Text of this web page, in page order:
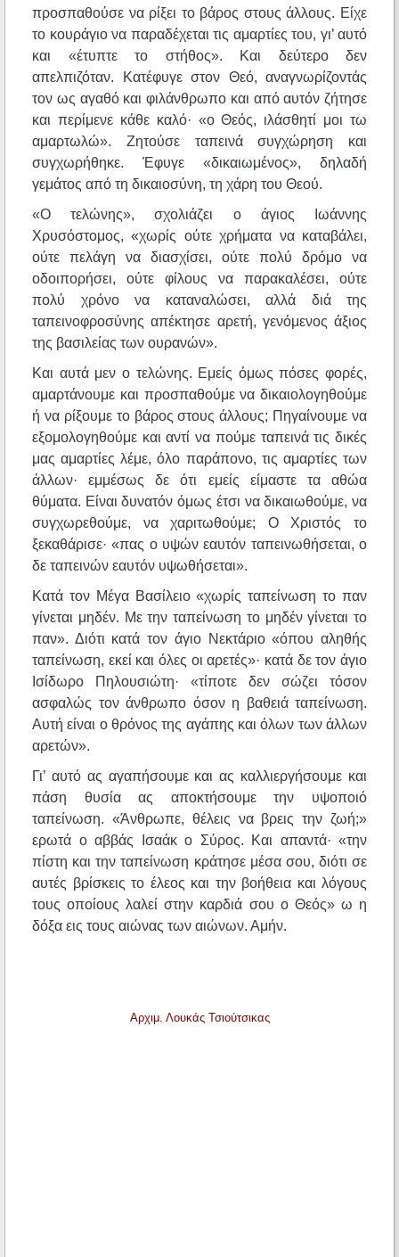
προσπαθούσε να ρίξει το βάρος στους άλλους. Είχε
το κουράγιο να παραδέχεται τις αμαρτίες του, γι’ αυτό
και «έτυπτε το στήθος». Και δεύτερο δεν
απελπιζόταν. Κατέφυγε στον Θεό, αναγνωρίζοντάς
τον ως αγαθό και φιλάνθρωπο και από αυτόν ζήτησε
και περίμενε κάθε καλό· «ο Θεός, ιλάσθητί μοι τω
αμαρτωλώ». Ζητούσε ταπεινά συγχώρηση και
συγχωρήθηκε. Έφυγε «δικαιωμένος», δηλαδή
γεμάτος από τη δικαιοσύνη, τη χάρη του Θεού.
«Ο τελώνης», σχολιάζει ο άγιος Ιωάννης
Χρυσόστομος, «χωρίς ούτε χρήματα να καταβάλει,
ούτε πελάγη να διασχίσει, ούτε πολύ δρόμο να
οδοιπορήσει, ούτε φίλους να παρακαλέσει, ούτε
πολύ χρόνο να καταναλώσει, αλλά διά της
ταπεινοφροσύνης απέκτησε αρετή, γενόμενος άξιος
της βασιλείας των ουρανών».
Και αυτά μεν ο τελώνης. Εμείς όμως πόσες φορές,
αμαρτάνουμε και προσπαθούμε να δικαιολογηθούμε
ή να ρίξουμε το βάρος στους άλλους; Πηγαίνουμε να
εξομολογηθούμε και αντί να πούμε ταπεινά τις δικές
μας αμαρτίες λέμε, όλο παράπονο, τις αμαρτίες των
άλλων· εμμέσως δε ότι εμείς είμαστε τα αθώα
θύματα. Είναι δυνατόν όμως έτσι να δικαιωθούμε, να
συγχωρεθούμε, να χαριτωθούμε; Ο Χριστός το
ξεκαθάρισε· «πας ο υψών εαυτόν ταπεινωθήσεται, ο
δε ταπεινών εαυτόν υψωθήσεται».
Κατά τον Μέγα Βασίλειο «χωρίς ταπείνωση το παν
γίνεται μηδέν. Με την ταπείνωση το μηδέν γίνεται το
παν». Διότι κατά τον άγιο Νεκτάριο «όπου αληθής
ταπείνωση, εκεί και όλες οι αρετές»· κατά δε τον άγιο
Ισίδωρο Πηλουσιώτη· «τίποτε δεν σώζει τόσον
ασφαλώς τον άνθρωπο όσον η βαθειά ταπείνωση.
Αυτή είναι ο θρόνος της αγάπης και όλων των άλλων
αρετών».
Γι’ αυτό ας αγαπήσουμε και ας καλλιεργήσουμε και
πάση θυσία ας αποκτήσουμε την υψοποιό
ταπείνωση. «Άνθρωπε, θέλεις να βρεις την ζωή;»
ερωτά ο αββάς Ισαάκ ο Σύρος. Και απαντά· «την
πίστη και την ταπείνωση κράτησε μέσα σου, διότι σε
αυτές βρίσκεις το έλεος και την βοήθεια και λόγους
τους οποίους λαλεί στην καρδιά σου ο Θεός» ω η
δόξα εις τους αιώνας των αιώνων. Αμήν.
Αρχιμ. Λουκάς Τσιούτσικας